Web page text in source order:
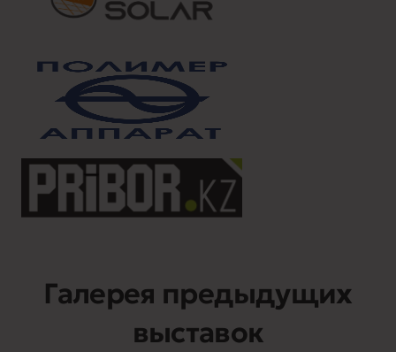
Галерея предыдущих
выставок